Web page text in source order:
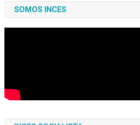
SOMOS INCES